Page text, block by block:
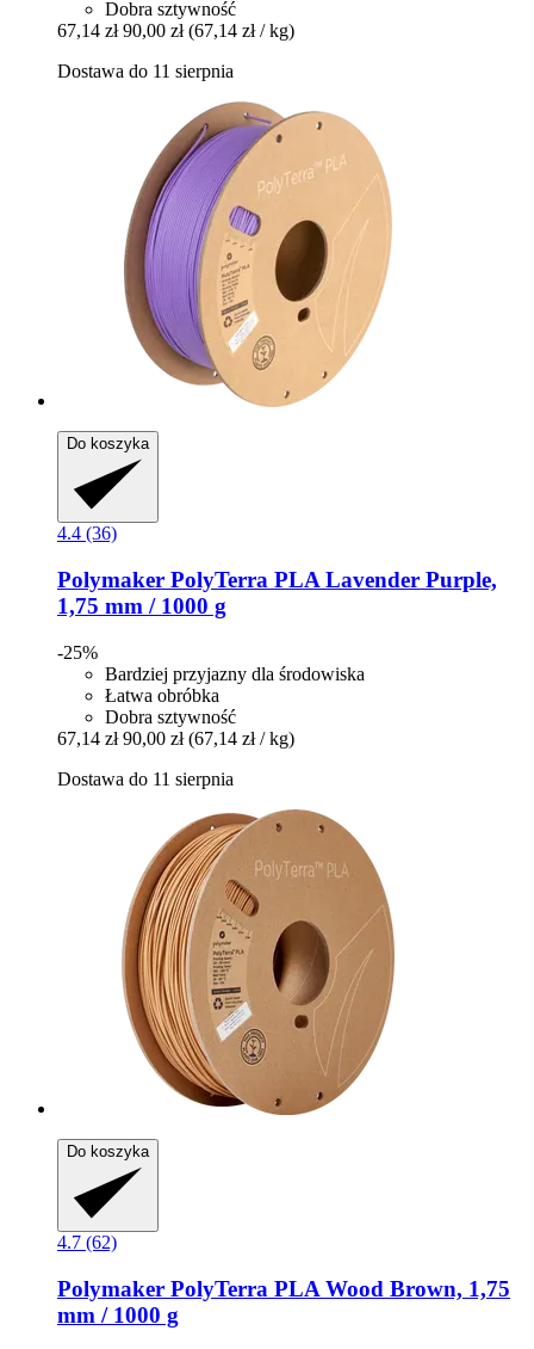
Dobra sztywność
67,14 zł 90,00 zł (67,14 zł / kg)
Dostawa do 11 sierpnia
Do koszyka
4.4 (36)
Polymaker PolyTerra PLA Lavender Purple,
1,75 mm / 1000 g
-25%
Bardziej przyjazny dla środowiska
Łatwa obróbka
Dobra sztywność
67,14 zł 90,00 zł (67,14 zł / kg)
Dostawa do 11 sierpnia
Do koszyka
4.7 (62)
Polymaker PolyTerra PLA Wood Brown, 1,75
mm / 1000 g